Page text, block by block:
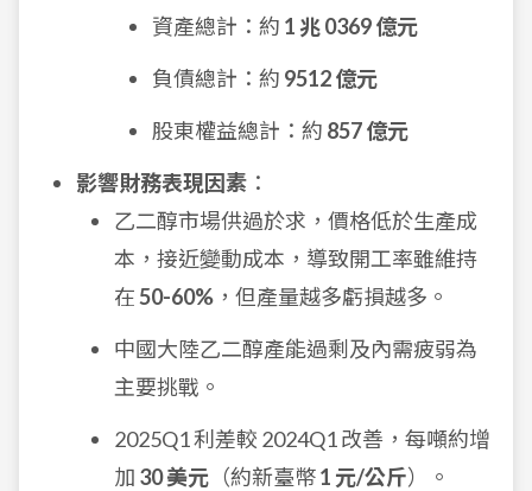
資產總計：約 1 兆 0369 億元
負債總計：約 9512 億元
股東權益總計：約 857 億元
影響財務表現因素 ：
乙二醇市場供過於求，價格低於生產成
本，接近變動成本，導致開工率雖維持
在50-60% ，但產量越多虧損越多。
中國大陸乙二醇產能過剩及內需疲弱為
主要挑戰。
2025Q1 利差較 2024Q1 改善，每噸約增
加 30 美元 （約新臺幣1 元/公斤）。